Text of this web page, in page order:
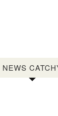
NEWS